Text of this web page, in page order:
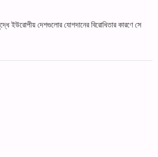
ইউরোপীয় দেশগুলোর যোগদানের বিরোধিতার কারণে সে